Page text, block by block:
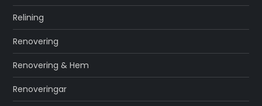
Relining
Renovering
Renovering & Hem
Renoveringar